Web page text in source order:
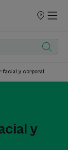
PUNTOS
facial y corporal
y